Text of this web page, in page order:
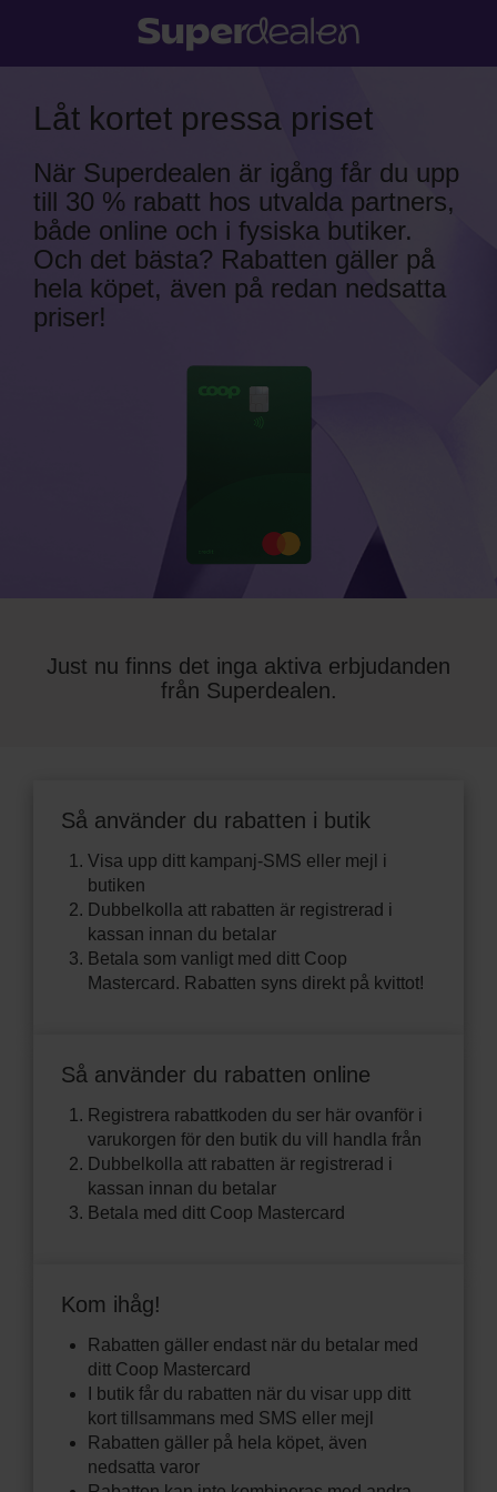
Låt kortet pressa priset
När Superdealen är igång får du upp
till 30 % rabatt hos utvalda partners,
både online och i fysiska butiker.
Och det bästa? Rabatten gäller på
hela köpet, även på redan nedsatta
priser!
Just nu finns det inga aktiva erbjudanden
från Superdealen.
Så använder du rabatten i butik
Visa upp ditt kampanj-SMS eller mejl i
butiken
Dubbelkolla att rabatten är registrerad i
kassan innan du betalar
Betala som vanligt med ditt Coop
Mastercard. Rabatten syns direkt på kvittot!
Så använder du rabatten online
Registrera rabattkoden du ser här ovanför i
varukorgen för den butik du vill handla från
Dubbelkolla att rabatten är registrerad i
kassan innan du betalar
Betala med ditt Coop Mastercard
Kom ihåg!
Rabatten gäller endast när du betalar med
ditt Coop Mastercard
I butik får du rabatten när du visar upp ditt
kort tillsammans med SMS eller mejl
Rabatten gäller på hela köpet, även
nedsatta varor